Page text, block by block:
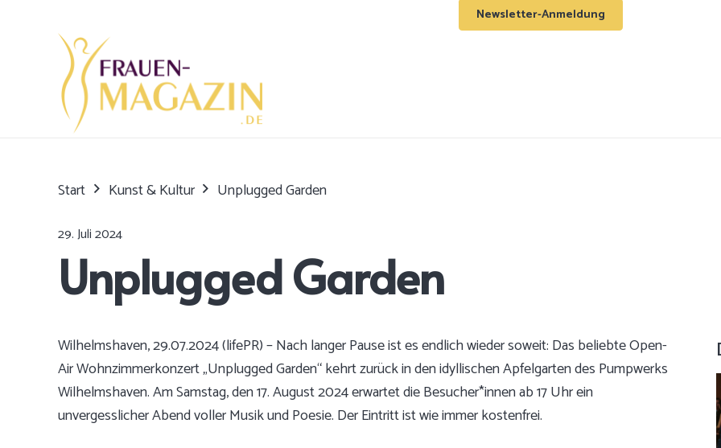
Newsletter-Anmeldung
Start Kunst & Kultur Unplugged Garden
29. Juli 2024
Unplugged Garden
Wilhelmshaven, 29.07.2024 (lifePR) – Nach langer Pause ist es endlich wieder soweit: Das beliebte Open-
Air Wohnzimmerkonzert „Unplugged Garden“ kehrt zurück in den idyllischen Apfelgarten des Pumpwerks
Wilhelmshaven. Am Samstag, den 17. August 2024 erwartet die Besucher*innen ab 17 Uhr ein
unvergesslicher Abend voller Musik und Poesie. Der Eintritt ist wie immer kostenfrei.